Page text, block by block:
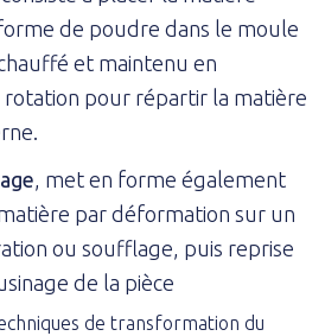
de poudre dans le moule
et maintenu en
pour répartir la matière
, met en forme également
par déformation sur un
ou soufflage, puis reprise
de la pièce
de transformation du